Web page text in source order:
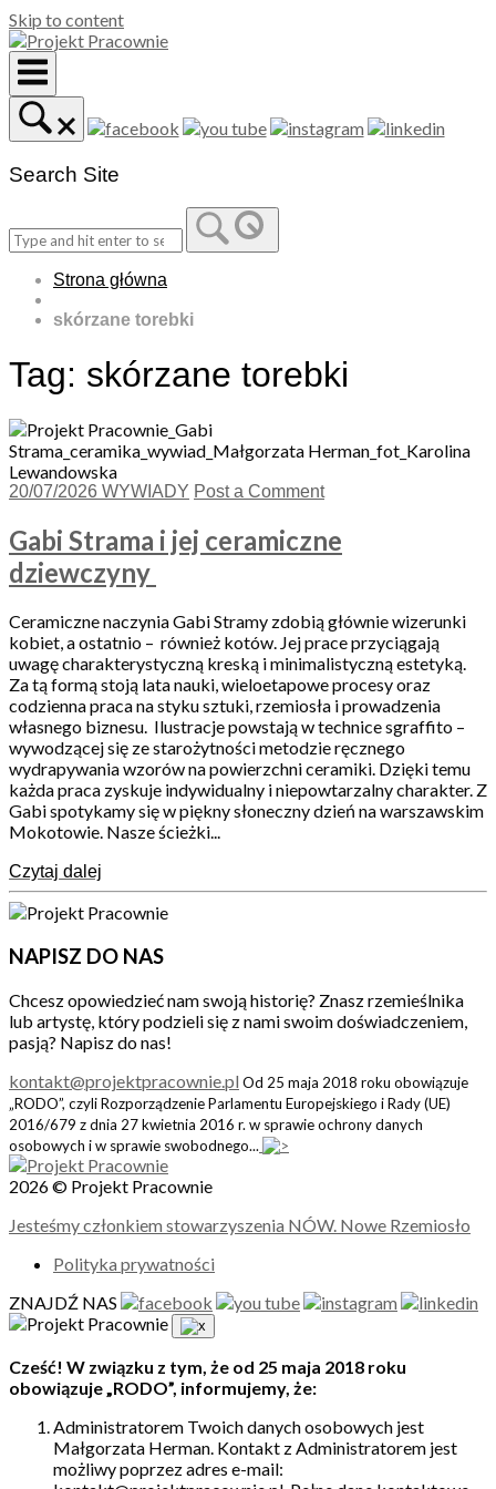
Skip to content
Search Site
Strona główna
skórzane torebki
Tag: skórzane torebki
20/07/2026 WYWIADY Post a Comment
Gabi Strama i jej ceramiczne
dziewczyny
Ceramiczne naczynia Gabi Stramy zdobią głównie wizerunki
kobiet, a ostatnio – również kotów. Jej prace przyciągają
uwagę charakterystyczną kreską i minimalistyczną estetyką.
Za tą formą stoją lata nauki, wieloetapowe procesy oraz
codzienna praca na styku sztuki, rzemiosła i prowadzenia
własnego biznesu. Ilustracje powstają w technice sgraffito –
wywodzącej się ze starożytności metodzie ręcznego
wydrapywania wzorów na powierzchni ceramiki. Dzięki temu
każda praca zyskuje indywidualny i niepowtarzalny charakter. Z
Gabi spotykamy się w piękny słoneczny dzień na warszawskim
Mokotowie. Nasze ścieżki...
Czytaj dalej
NAPISZ DO NAS
Chcesz opowiedzieć nam swoją historię? Znasz rzemieślnika
lub artystę, który podzieli się z nami swoim doświadczeniem,
pasją? Napisz do nas!
kontakt@projektpracownie.pl Od 25 maja 2018 roku obowiązuje
„RODO”, czyli Rozporządzenie Parlamentu Europejskiego i Rady (UE)
2016/679 z dnia 27 kwietnia 2016 r. w sprawie ochrony danych
osobowych i w sprawie swobodnego...
2026 © Projekt Pracownie
Jesteśmy członkiem stowarzyszenia NÓW. Nowe Rzemiosło
Polityka prywatności
ZNAJDŹ NAS
Cześć! W związku z tym, że od 25 maja 2018 roku
obowiązuje „RODO”, informujemy, że:
Administratorem Twoich danych osobowych jest
Małgorzata Herman. Kontakt z Administratorem jest
możliwy poprzez adres e-mail: